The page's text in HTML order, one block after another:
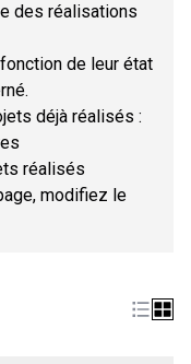
des réalisations
de leur état
déjà réalisés :
réalisés
modifiez le